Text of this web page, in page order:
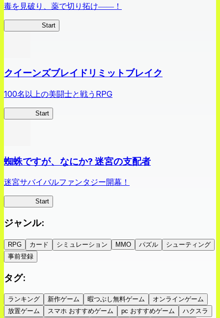
毒を見破り、薬で切り拓け――！
Start
クイーンズブレイドリミットブレイク
100名以上の美闘士と戦うRPG
Start
蜘蛛ですが、なにか? 迷宮の支配者
迷宮サバイバルファンタジー開幕！
Start
ジャンル:
RPG カード シミュレーション MMO パズル
シューティング
事前登録
タグ:
ランキング 新作ゲーム 暇つぶし無料ゲーム
オンラインゲーム
放置ゲーム
スマホ おすすめゲーム pc おすすめゲーム
ハクスラ